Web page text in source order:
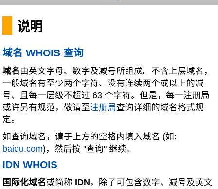
说明
域名 WHOIS 查询
域名 由英文字母、数字及减号所组成。不含上层域名，
一般域名有至少两个字符、没有连续两个或以上的减
号、且每一层级不超过 63 个字符。但是，每一注册局
或许另有规范，敬请至注册局查询详细的域名格式规
定。
如查询域名，请于上方的空格内填入域名 (如:
baidu.com)，然后按 "查询" 继续。
IDN WHOIS
国际化域名或简称 IDN ，除了可包含数字、减号及英文